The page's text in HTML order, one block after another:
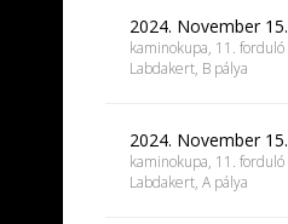
2024. November 15.
kaminokupa, 11. forduló
Labdakert, B pálya
2024. November 15.
kaminokupa, 11. forduló
Labdakert, A pálya